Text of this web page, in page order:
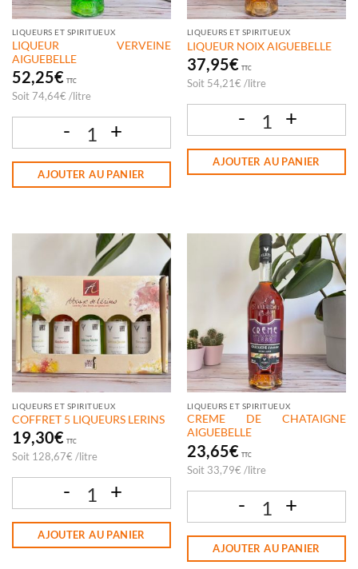
LIQUEURS ET SPIRITUEUX
LIQUEUR VERVEINE
AIGUEBELLE
52,25€ TTC
Soit 74,64€ /litre
AJOUTER AU PANIER
LIQUEURS ET SPIRITUEUX
LIQUEUR NOIX AIGUEBELLE
37,95€ TTC
Soit 54,21€ /litre
AJOUTER AU PANIER
LIQUEURS ET SPIRITUEUX
COFFRET 5 LIQUEURS LERINS
19,30€ TTC
Soit 128,67€ /litre
AJOUTER AU PANIER
LIQUEURS ET SPIRITUEUX
CREME DE CHATAIGNE
AIGUEBELLE
23,65€ TTC
Soit 33,79€ /litre
AJOUTER AU PANIER